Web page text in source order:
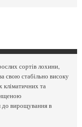
сортів лохини,
свою стабільно високу
кліматичних та
до вирощування в